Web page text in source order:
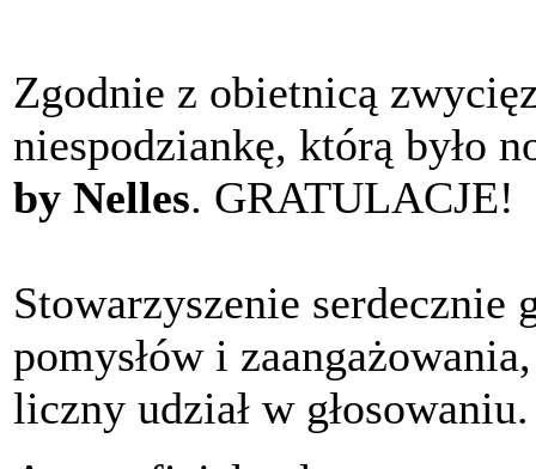
Zgodnie z obietnicą
niespodziankę, którą było
by Nelles. GRATULACJE!
Stowarzyszenie
pomysłów i
liczny udział w głosowaniu.